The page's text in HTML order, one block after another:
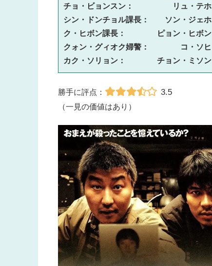
チョ・ビョンスン：　　　　　リュ・テホ
シン・ドンチョル課長：　　ソン・ジェホ
ク・ヒボン課長：　　　　ピョン・ヒボン
クォン・グィオク婦警：　　　　コ・ソヒ
カク・ソリョン：　　　　チョン・ミソン
勝手に評点： 3.5
（一見の価値はあり）